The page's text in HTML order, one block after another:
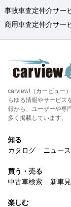
事故車査定仲介サー
商用車査定仲介サー
carview!（カービュー
らゆる情報やサービス
報から、ユーザーや専
多く掲載しています。
知る
カタログ
ニュース
買う・売る
中古車検索
新車
楽しむ